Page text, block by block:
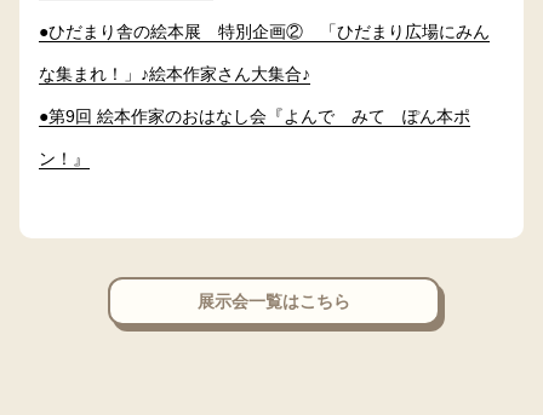
●ひだまり舎の絵本展 特別企画② 「ひだまり広場にみん
な集まれ！」♪絵本作家さん大集合♪
●第9回 絵本作家のおはなし会『よんで みて ぽん本ポ
ン！』
展示会一覧はこちら